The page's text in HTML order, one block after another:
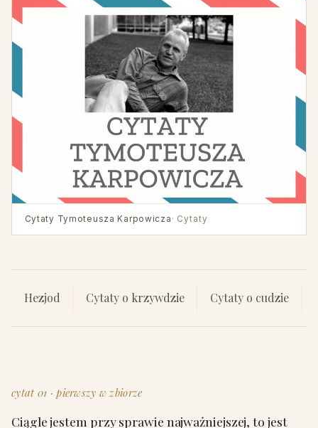
Cytaty Tymoteusza Karpowicza · Cytaty
Hezjod Cytaty o krzywdzie Cytaty o cudzie
cytat 01 · pierwszy w zbiorze
Ciągle jestem przy sprawie najważniejszej, to jest